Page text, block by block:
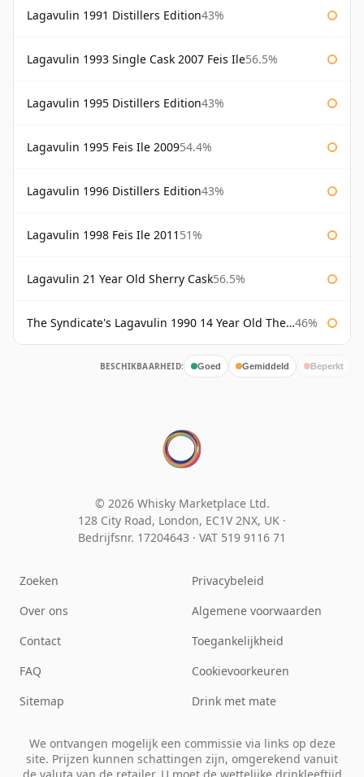
Lagavulin 1991 Distillers Edition43%
Lagavulin 1993 Single Cask 2007 Feis Ile56.5%
Lagavulin 1995 Distillers Edition43%
Lagavulin 1995 Feis Ile 200954.4%
Lagavulin 1996 Distillers Edition43%
Lagavulin 1998 Feis Ile 2011 51%
Lagavulin 21 Year Old Sherry Cask56.5%
The Syndicate's Lagavulin 1990 14 Year Old The Syndicate 46%
BESCHIKBAARHEID: Goed Gemiddeld Beperkt
© 2026 Whisky Marketplace Ltd.
128 City Road, London, EC1V 2NX, UK ·
Bedrijfsnr. 17204643 · VAT 519 9116 71
Zoeken
Over ons
Contact
FAQ
Sitemap
Privacybeleid
Algemene voorwaarden
Toegankelijkheid
Cookievoorkeuren
Drink met mate
We ontvangen mogelijk een commissie via links op deze
site. Prijzen kunnen schattingen zijn, omgerekend vanuit